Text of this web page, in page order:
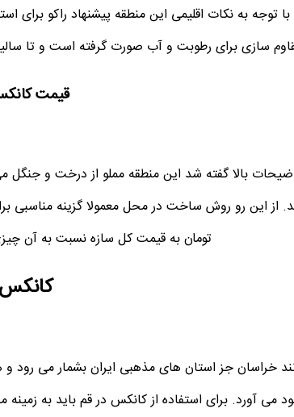
توجه به نکات اقلیمی این منطقه پیشنهاد راکو برای
سازی برای رطوبت و آب صورت گرفته است و تا
قیمت
بالا گفته شد این منطقه مملو از درخت و
از این رو روش ساخت در محل معمولا گزینه
تومان به قیمت کل سازه نسبت به آن
خراسان جز استان های مذهبی ایران بشمار می
می آورد. برای استفاده از کانکس در قم باید به